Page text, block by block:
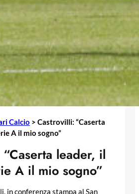
Calcio > Castrovilli: “Caserta
A il mio sogno”
leader, il
A il mio sogno”
in conferenza stampa al San